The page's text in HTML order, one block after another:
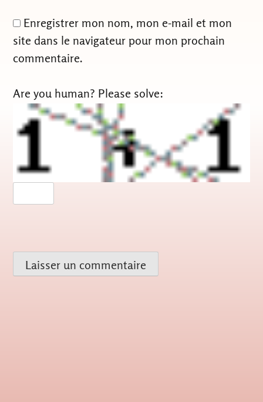
Enregistrer mon nom, mon e-mail et mon
site dans le navigateur pour mon prochain
commentaire.
Are you human? Please solve: